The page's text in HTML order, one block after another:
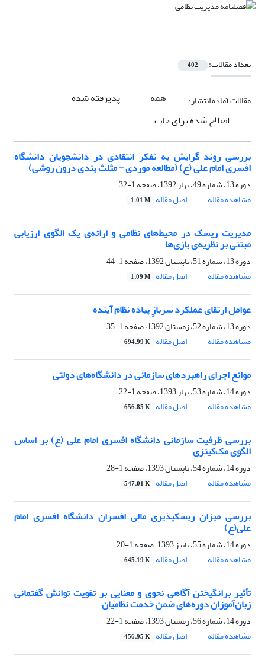
تعداد مقالات: 402
مقالات آماده انتشار: همه
پذیرفته شده
اصلاح شده برای چاپ
بررسی روند گرایش به تفکر انتقادی در دانشجویان دانشگاه
افسری امام علی (ع) (مطالعه موردی - مثلث بندی درون روشی)
دوره 13، شماره 49، بهار 1392، صفحه
1-32
مشاهده مقاله
اصل مقاله 1.01 M
مدیریت ریسک در محیط‌های نظامی و ارائه‌ی یک الگوی ارزیابی
مبتنی بر نظریه‌ی بازی‌ها
دوره 13، شماره 51، تابستان 1392، صفحه
1-44
مشاهده مقاله
اصل مقاله 1.09 M
عوامل ارتقای عملکرد سربازِ پیاده نظام آینده
دوره 13، شماره 52، زمستان 1392، صفحه
1-35
مشاهده مقاله
اصل مقاله 694.99 K
موانع اجرای راهبرد‌های سازمانی در دانشگاه‌های دولتی
دوره 14، شماره 53، بهار 1393، صفحه
1-22
مشاهده مقاله
اصل مقاله 656.85 K
بررسی ظرفیت سازمانی دانشگاه افسری امام علی (ع) بر اساس
الگوی مک‌کینزی
دوره 14، شماره 54، تابستان 1393، صفحه
1-28
مشاهده مقاله
اصل مقاله 547.01 K
بررسی میزان ریسکپذیری مالی افسران دانشگاه افسری امام
علی(ع)
دوره 14، شماره 55، پاییز 1393، صفحه
1-20
مشاهده مقاله
اصل مقاله 645.19 K
تأثیر برانگیختن آگاهی نحوی و معنایی بر تقویت توانش گفتمانی
زبان‌آموزان دوره‌های ضمن خدمت نظامیان
دوره 14، شماره 56، زمستان 1393، صفحه
1-22
مشاهده مقاله
اصل مقاله 456.95 K